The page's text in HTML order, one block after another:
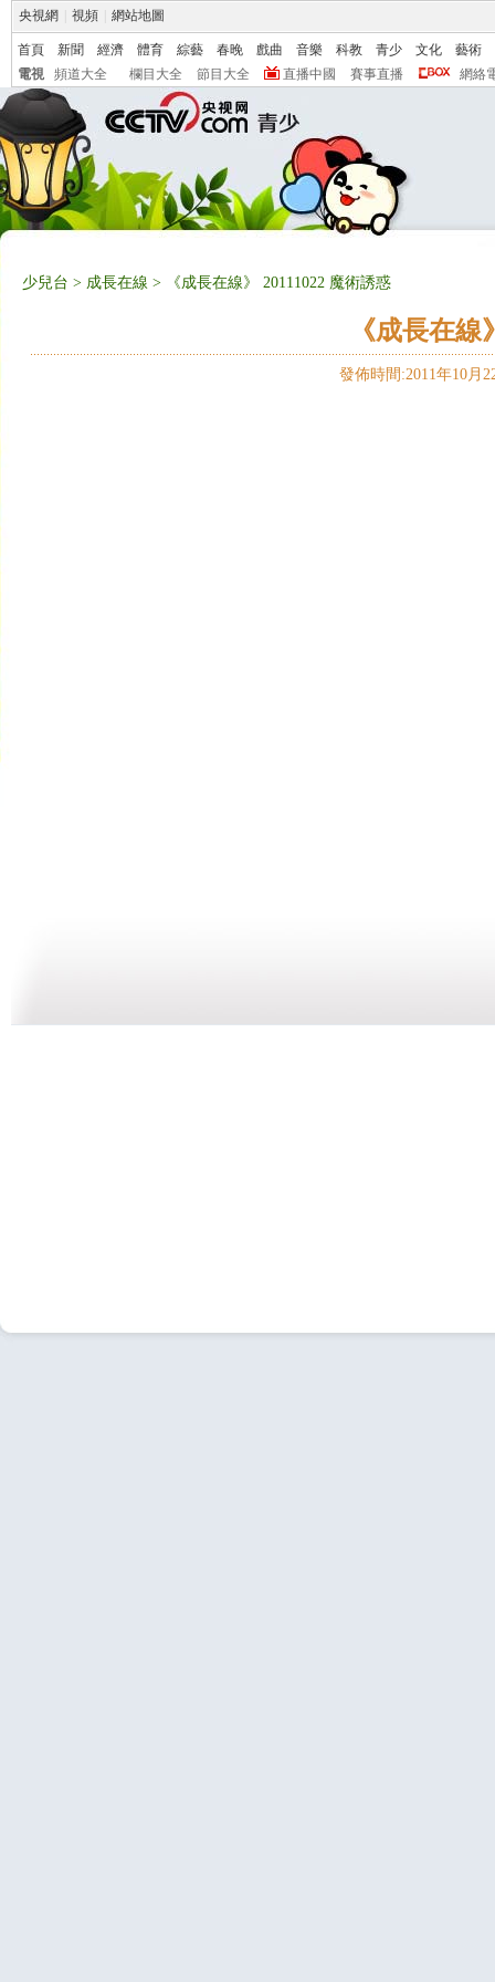
央視網 視頻 網站地圖
首頁 新聞 經濟 體育 綜藝 春晚 戲曲 音樂 科教 青少 文化
藝術
電視
頻道大全 欄目大全 節目大全 直播中國 賽事直播 網絡
少兒台 > 成長在線 > 《成長在線》 20111022 魔術誘惑
《成長在線
發佈時間:2011年10月